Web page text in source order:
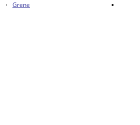
Grene